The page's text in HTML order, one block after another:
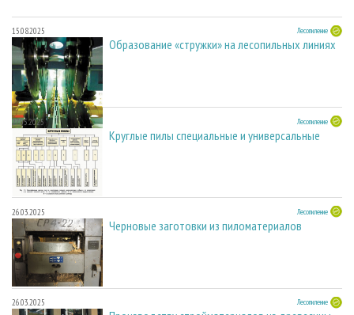
15.08.2025 Лесопиление
Образование «стружки» на лесопильных линиях
27.05.2025 Лесопиление
Круглые пилы специальные и универсальные
26.03.2025 Лесопиление
Черновые заготовки из пиломатериалов
26.03.2025 Лесопиление